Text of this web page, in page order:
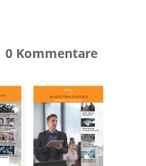
0 Kommentare